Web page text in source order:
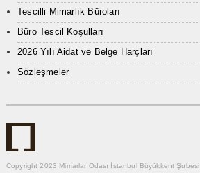
Tescilli Mimarlık Büroları
Büro Tescil Koşulları
2026 Yılı Aidat ve Belge Harçları
Sözleşmeler
Copyright 2023 Mimarlar Odası İstanbul Büyükkent Şubesi